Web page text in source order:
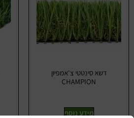
דשא סינטטי צ'אמפיון
CHAMPION
מידע נוסף